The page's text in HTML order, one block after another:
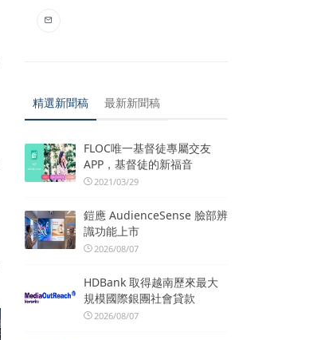
精選新聞稿 最新新聞稿
FLOC唯一基督徒專屬交友
APP，基督徒的新福音
2021/03/29
鎧應 AudienceSense 臉部辨
識功能上市
2026/08/07
HDBank 取得越南歷來最大
規模國際銀團社會貸款
2026/08/07